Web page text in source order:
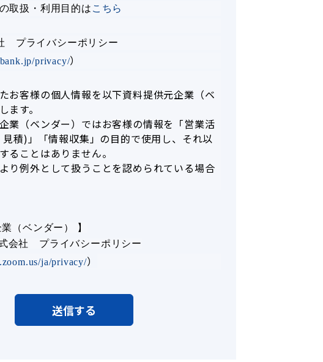
取扱・利用目的は こちら
プライバシーポリシー
privacy/）
お客様の個人情報を以下資料提供元企業（ベ
ます。
業（ベンダー）ではお客様の情報を「営業活
積)」「情報収集」の目的で使用し、それ以
ることはありません。
より例外として扱うことを認められている場合
（ベンダー） 】
会社 プライバシーポリシー
ja/privacy/）